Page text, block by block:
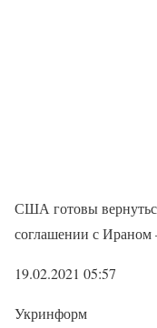
США готовы
соглашении с
19.02.2021 05:57
Укринформ